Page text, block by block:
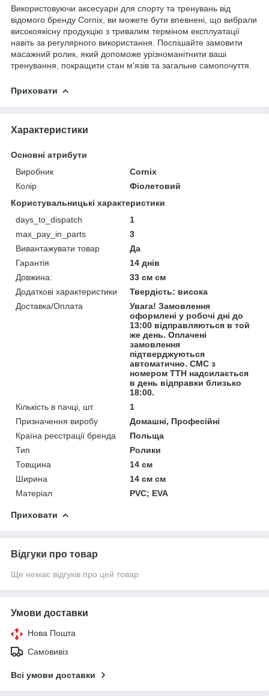
Використовуючи аксесуари для спорту та тренувань від
відомого бренду Cornix, ви можете бути впевнені, що вибрали
високоякісну продукцію з тривалим терміном експлуатації
навіть за регулярного використання. Поспішайте замовити
масажний ролик, який допоможе урізноманітнити ваші
тренування, покращити стан м'язів та загальне самопочуття.
Приховати
Характеристики
Основні атрибути
Виробник
Cornix
Колір
Фіолетовий
Користувальницькі характеристики
days_to_dispatch
1
max_pay_in_parts
3
Вивантажувати товар
Да
Гарантія
14 днів
Довжина:
33 см см
Додаткові характеристики
Твердість: висока
Доставка/Оплата
Увага! Замовлення
оформлені у робочі дні до
13:00 відправляються в той
же день. Оплачені
замовлення
підтверджуються
автоматично. СМС з
номером ТТН надсилається
в день відправки близько
18:00.
Кількість в пачці, шт.
1
Призначення виробу
Домашні, Професійні
Країна реєстрації бренда
Польща
Тип
Ролики
Товщина
14 см
Ширина
14 см см
Матеріал
PVC; EVA
Приховати
Відгуки про товар
Ще немає відгуків про цей товар
Умови доставки
Нова Пошта
Самовивіз
Всі умови доставки